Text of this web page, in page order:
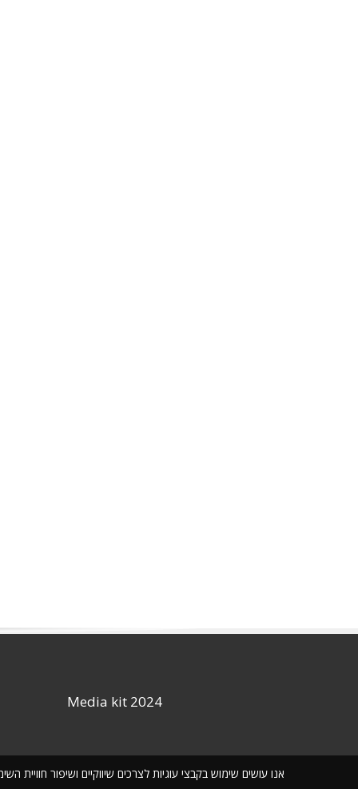
אנו עושים שימוש בקבצי עוגיות לצרכים שיווקיים ושיפור
Media kit 2024